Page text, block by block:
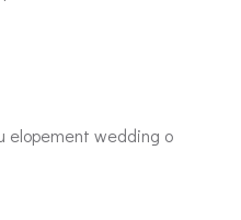
elopement wedding o